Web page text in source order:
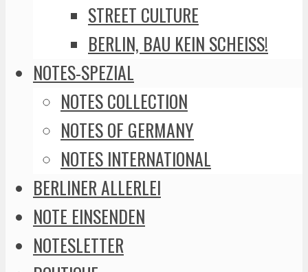
STREET CULTURE
BERLIN, BAU KEIN SCHEISS!
NOTES-SPEZIAL
NOTES COLLECTION
NOTES OF GERMANY
NOTES INTERNATIONAL
BERLINER ALLERLEI
NOTE EINSENDEN
NOTESLETTER